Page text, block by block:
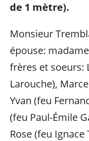
de 1 mètre).
Monsieur
épouse:
frères et soeurs:
Larouche),
Yvan (feu
(feu Paul-Émile
Rose (feu